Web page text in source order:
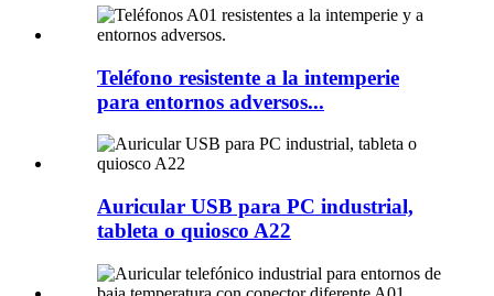
Teléfono resistente a la intemperie
para entornos adversos...
Auricular USB para PC industrial,
tableta o quiosco A22